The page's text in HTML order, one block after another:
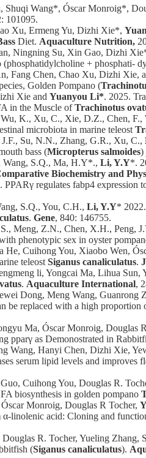
Shuqi Wang*, Óscar Monroig*,
101095.
Xu, Ermeng Yu, Dizhi Xie*,
Diet. Aquaculture Nutrition,
Ningning Su, Xin Gao, Dizhi
+ phosphati-
Fang Chen, Chao Xu, Dizhi Xie,
Golden Pompano (
Xie and Yuanyou Li*. 2025.
in the Muscle ofTrachinotus
K., Xu, C., Xie, D.Z., Chen, F.,
microbiota in marine teleost
Su, N.N., Zhang, G.R., Xu, C.,
bass (Micropterus salmoides)
Wang, S.Q., Ma, H.Y*., Li, Y.Y*.
Biochemistry and
PPARγ regulates fabp4 expression
S.Q., You, C.H., Li, Y.Y*
. Gene, 840: 146755.
Meng, Z.N., Chen, X.H., Peng,
phenotypic sex in oyster
Cuihong You, Xiaobo Wen,
teleost Siganus canaliculatus.
li, Yongcai Ma, Lihua Sun,
. Aquaculture International,
Dong, Meng Wang,
be replaced with a high
Ma, Óscar Monroig, Douglas
pparγ as Demonostrated in
Wang, Hanyi Chen, Dizhi Xie,
serum lipid levels and improves
Cuihong You, Douglas R.
biosynthesis in golden pompano
Monroig, Douglas R Tocher,
linolenic acid: Cloning and
R. Tocher, Yueling Zhang,
(Siganus canaliculatus).